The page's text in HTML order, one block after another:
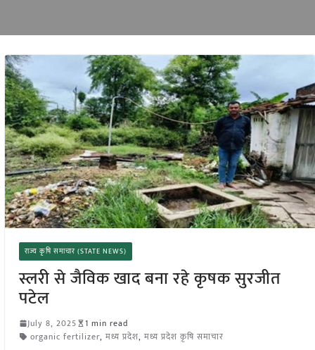
राज्य कृषि समाचार (STATE NEWS)
स्लरी से जैविक खाद बना रहे कृषक सुरजीत
पटेल
July 8, 2025
1 min read
organic fertilizer, मध्य प्रदेश, मध्य प्रदेश कृषि समाचार